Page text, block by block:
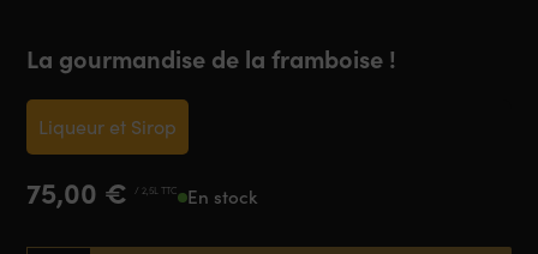
La gourmandise de la framboise !
75,00 € / 2,5L TTC En stock
Liqueur et Sirop